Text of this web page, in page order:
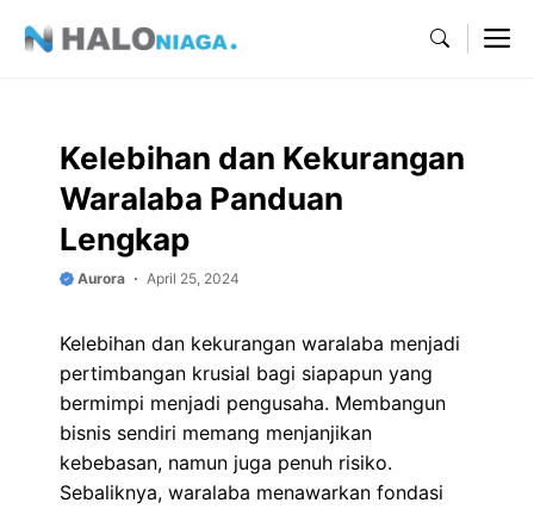
Kelebihan dan Kekurangan
Waralaba Panduan
Lengkap
Aurora April 25, 2024
Kelebihan dan kekurangan waralaba menjadi
pertimbangan krusial bagi siapapun yang
bermimpi menjadi pengusaha. Membangun
bisnis sendiri memang menjanjikan
kebebasan, namun juga penuh risiko.
Sebaliknya, waralaba menawarkan fondasi